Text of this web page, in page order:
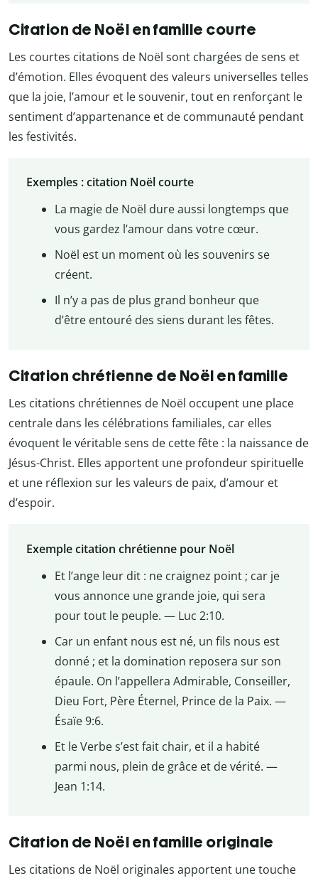
Citation de Noël en famille courte
Les courtes citations de Noël sont chargées de sens et
d’émotion. Elles évoquent des valeurs universelles telles
que la joie, l’amour et le souvenir, tout en renforçant le
sentiment d’appartenance et de communauté pendant
les festivités.
Exemples : citation Noël courte
La magie de Noël dure aussi longtemps que
vous gardez l’amour dans votre cœur.
Noël est un moment où les souvenirs se
créent.
Il n’y a pas de plus grand bonheur que
d’être entouré des siens durant les fêtes.
Citation chrétienne de Noël en famille
Les citations chrétiennes de Noël occupent une place
centrale dans les célébrations familiales, car elles
évoquent le véritable sens de cette fête : la naissance de
Jésus-Christ. Elles apportent une profondeur spirituelle
et une réflexion sur les valeurs de paix, d’amour et
d’espoir.
Exemple citation chrétienne pour Noël
Et l’ange leur dit : ne craignez point ; car je
vous annonce une grande joie, qui sera
pour tout le peuple. — Luc 2:10.
Car un enfant nous est né, un fils nous est
donné ; et la domination reposera sur son
épaule. On l’appellera Admirable, Conseiller,
Dieu Fort, Père Éternel, Prince de la Paix. —
Ésaïe 9:6.
Et le Verbe s’est fait chair, et il a habité
parmi nous, plein de grâce et de vérité. —
Jean 1:14.
Citation de Noël en famille originale
Les citations de Noël originales apportent une touche